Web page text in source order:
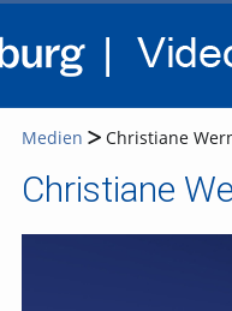
Medien Christiane
Christiane